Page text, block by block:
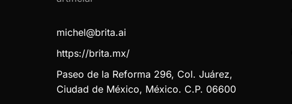
michel@brita.ai
https://brita.mx/
Paseo de la Reforma 296, Col. Juárez,
Ciudad de México, México. C.P. 06600